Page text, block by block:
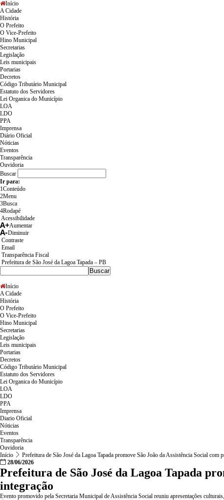
Início
A Cidade
História
O Prefeito
O Vice-Prefeito
Hino Municipal
Secretarias
Legislação
Leis municipais
Portarias
Decretos
Código Tributário Municipal
Estatuto dos Servidores
Lei Organica do Município
LOA
LDO
PPA
Imprensa
Diário Oficial
Nóticias
Eventos
Transparência
Ouvidoria
Buscar
Ir para:
1Conteúdo
2Menu
3Busca
4Rodapé
Acessibilidade
Aumentar
Diminuir
Contraste
Email
Transparência Fiscal
Prefeitura de São José da Lagoa Tapada – PB
Início
A Cidade
História
O Prefeito
O Vice-Prefeito
Hino Municipal
Secretarias
Legislação
Leis municipais
Portarias
Decretos
Código Tributário Municipal
Estatuto dos Servidores
Lei Organica do Município
LOA
LDO
PPA
Imprensa
Diario Oficial
Nóticias
Eventos
Transparência
Ouvidoria
Início
Prefeitura de São José da Lagoa Tapada promove São João da Assistência Social com
28/06/2026
Prefeitura de São José da Lagoa Tapada
integração
Evento promovido pela Secretaria Municipal de Assistência Social reuniu apresentações